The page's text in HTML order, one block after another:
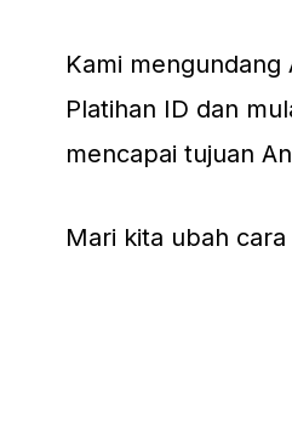
Kami
Platihan ID dan
mencapai tujuan
Mari kita ubah